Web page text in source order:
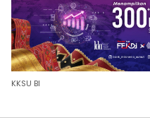
KKSU BI